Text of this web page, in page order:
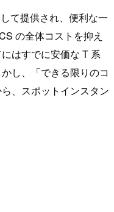
て提供され、便利な一
の全体コストを抑え
はすでに安価な T 系
し、「できる限りのコ
、スポットインスタン